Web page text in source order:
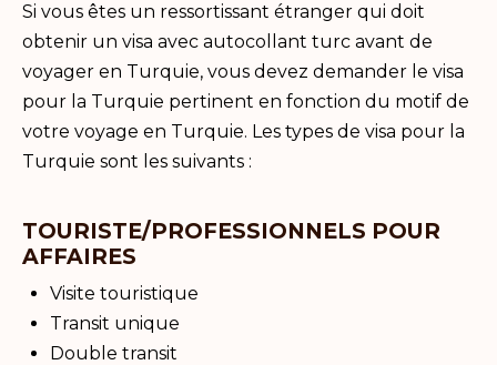
Si vous êtes un ressortissant étranger qui doit
obtenir un visa avec autocollant turc avant de
voyager en Turquie, vous devez demander le visa
pour la Turquie pertinent en fonction du motif de
votre voyage en Turquie. Les types de visa pour la
Turquie sont les suivants :
TOURISTE/PROFESSIONNELS POUR
AFFAIRES
Visite touristique
Transit unique
Double transit